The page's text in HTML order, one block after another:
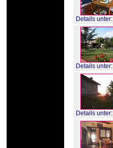
Details unter:
Details unter:
Details unter: